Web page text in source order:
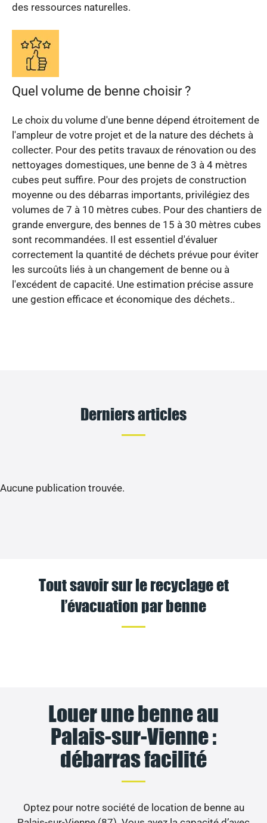
des ressources naturelles.
Quel volume de benne choisir ?
Le choix du volume d'une benne dépend étroitement de
l'ampleur de votre projet et de la nature des déchets à
collecter. Pour des petits travaux de rénovation ou des
nettoyages domestiques, une benne de 3 à 4 mètres
cubes peut suffire. Pour des projets de construction
moyenne ou des débarras importants, privilégiez des
volumes de 7 à 10 mètres cubes. Pour des chantiers de
grande envergure, des bennes de 15 à 30 mètres cubes
sont recommandées. Il est essentiel d'évaluer
correctement la quantité de déchets prévue pour éviter
les surcoûts liés à un changement de benne ou à
l'excédent de capacité. Une estimation précise assure
une gestion efficace et économique des déchets..
Derniers articles
Aucune publication trouvée.
Tout savoir sur le recyclage et
l’évacuation par benne
Louer une benne au
Palais-sur-Vienne :
débarras facilité
Optez pour notre société de location de benne au